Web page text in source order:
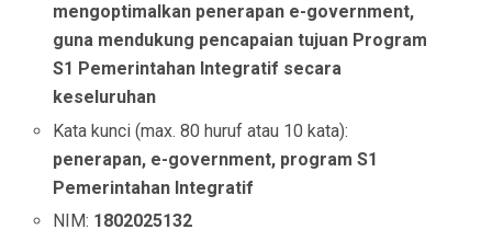
mengoptimalkan penerapan e-government,
guna mendukung pencapaian tujuan Program
S1 Pemerintahan Integratif secara
keseluruhan
Kata kunci (max. 80 huruf atau 10 kata):
penerapan, e-government, program S1
Pemerintahan Integratif
NIM: 1802025132